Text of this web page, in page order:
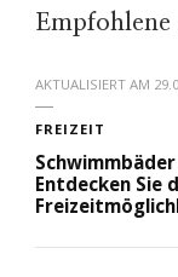
AKTUALISIERT AM
FREIZEIT
Entdecken Sie